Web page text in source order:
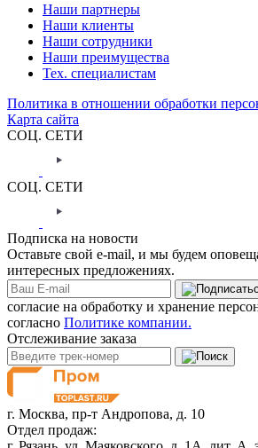
Наши партнеры
Наши клиенты
Наши сотрудники
Наши преимущества
Тех. специалистам
Политика в отношении обработки
Карта сайта
СОЦ. СЕТИ
СОЦ. СЕТИ
Подписка на новости
Оставьте свой e-mail, и мы будем
интересных предложениях.
согласие на обработку и хранение
согласно Политике компании.
Отслеживание заказа
г. Москва, пр-т Андропова, д. 10
Отдел продаж: